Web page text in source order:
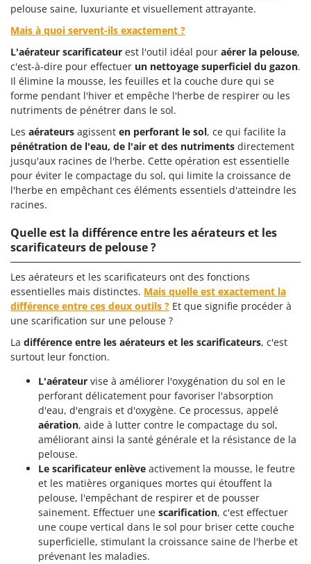
pelouse saine, luxuriante et visuellement attrayante.
Mais à quoi servent-ils exactement ?
L'aérateur scarificateur est l'outil idéal pour aérer la pelouse,
c'est-à-dire pour effectuer un nettoyage superficiel du gazon.
Il élimine la mousse, les feuilles et la couche dure qui se
forme pendant l'hiver et empêche l'herbe de respirer ou les
nutriments de pénétrer dans le sol.
Les aérateurs agissent en perforant le sol, ce qui facilite la
pénétration de l'eau, de l'air et des nutriments directement
jusqu'aux racines de l'herbe. Cette opération est essentielle
pour éviter le compactage du sol, qui limite la croissance de
l'herbe en empêchant ces éléments essentiels d'atteindre les
racines.
Quelle est la différence entre les aérateurs et les
scarificateurs de pelouse ?
Les aérateurs et les scarificateurs ont des fonctions
essentielles mais distinctes. Mais quelle est exactement la
différence entre ces deux outils ? Et que signifie procéder à
une scarification sur une pelouse ?
La différence entre les aérateurs et les scarificateurs, c'est
surtout leur fonction.
L'aérateur vise à améliorer l'oxygénation du sol en le
perforant délicatement pour favoriser l'absorption
d'eau, d'engrais et d'oxygène. Ce processus, appelé
aération, aide à lutter contre le compactage du sol,
améliorant ainsi la santé générale et la résistance de la
pelouse.
Le scarificateur enlève activement la mousse, le feutre
et les matières organiques mortes qui étouffent la
pelouse, l'empêchant de respirer et de pousser
sainement. Effectuer une scarification, c'est effectuer
une coupe vertical dans le sol pour briser cette couche
superficielle, stimulant la croissance saine de l'herbe et
prévenant les maladies.